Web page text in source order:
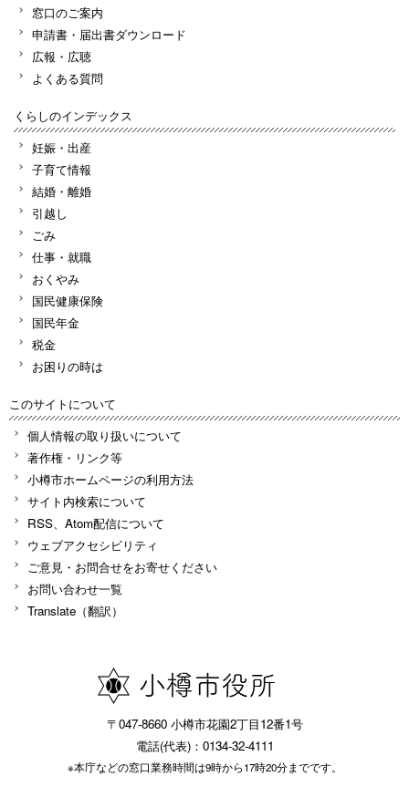
窓口のご案内
申請書・届出書ダウンロード
広報・広聴
よくある質問
くらしのインデックス
妊娠・出産
子育て情報
結婚・離婚
引越し
ごみ
仕事・就職
おくやみ
国民健康保険
国民年金
税金
お困りの時は
このサイトについて
個人情報の取り扱いについて
著作権・リンク等
小樽市ホームページの利用方法
サイト内検索について
RSS、Atom配信について
ウェブアクセシビリティ
ご意見・お問合せをお寄せください
お問い合わせ一覧
Translate（翻訳）
〒047-8660 小樽市花園2丁目12番1号
電話(代表)：0134-32-4111
※本庁などの窓口業務時間は9時から17時20分までです。